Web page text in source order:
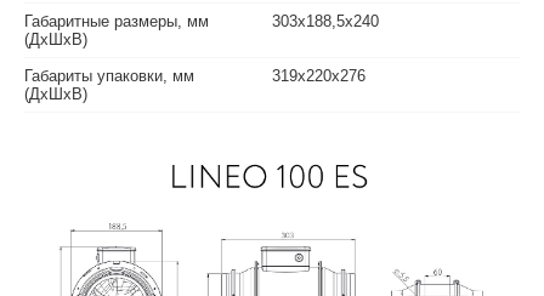
Габаритные размеры, мм
(ДхШхВ)
303х188,5х240
Габариты упаковки, мм
(ДхШхВ)
319х220х276